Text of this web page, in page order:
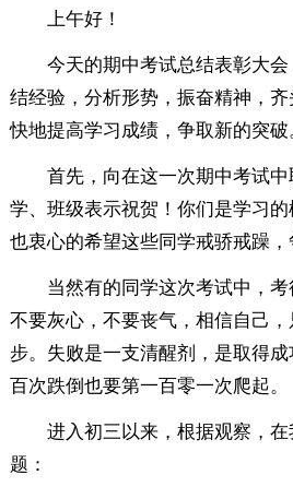
上午好！
今天的期中考试总结表彰大会
结经验，分析形势，振奋精神，
快地提高学习成绩，争取新的突破
首先，向在这一次期中考试中
学、班级表示祝贺！你们是学习
也衷心的希望这些同学戒骄戒躁，
当然有的同学这次考试中，考
不要灰心，不要丧气，相信自己
步。失败是一支清醒剂，是取得
百次跌倒也要第一百零一次爬起。
进入初三以来，根据观察，在
题：